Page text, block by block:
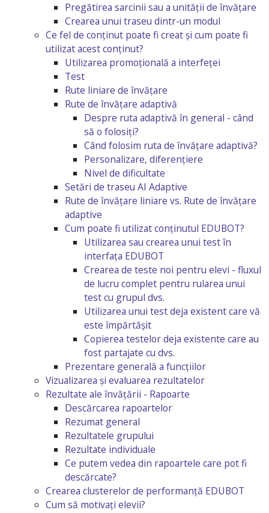
Pregătirea sarcinii sau a unității de învățare
Crearea unui traseu dintr-un modul
Ce fel de conținut poate fi creat și cum poate fi
utilizat acest conținut?
Utilizarea promoțională a interfeței
Test
Rute liniare de învățare
Rute de învățare adaptivă
Despre ruta adaptivă în general - când
să o folosiți?
Când folosim ruta de învățare adaptivă?
Personalizare, diferențiere
Nivel de dificultate
Setări de traseu AI Adaptive
Rute de învățare liniare vs. Rute de învățare
adaptive
Cum poate fi utilizat conținutul EDUBOT?
Utilizarea sau crearea unui test în
interfața EDUBOT
Crearea de teste noi pentru elevi - fluxul
de lucru complet pentru rularea unui
test cu grupul dvs.
Utilizarea unui test deja existent care vă
este împărtășit
Copierea testelor deja existente care au
fost partajate cu dvs.
Prezentare generală a funcțiilor
Vizualizarea și evaluarea rezultatelor
Rezultate ale învățării - Rapoarte
Descărcarea rapoartelor
Rezumat general
Rezultatele grupului
Rezultate individuale
Ce putem vedea din rapoartele care pot fi
descărcate?
Crearea clusterelor de performanță EDUBOT
Cum să motivați elevii?